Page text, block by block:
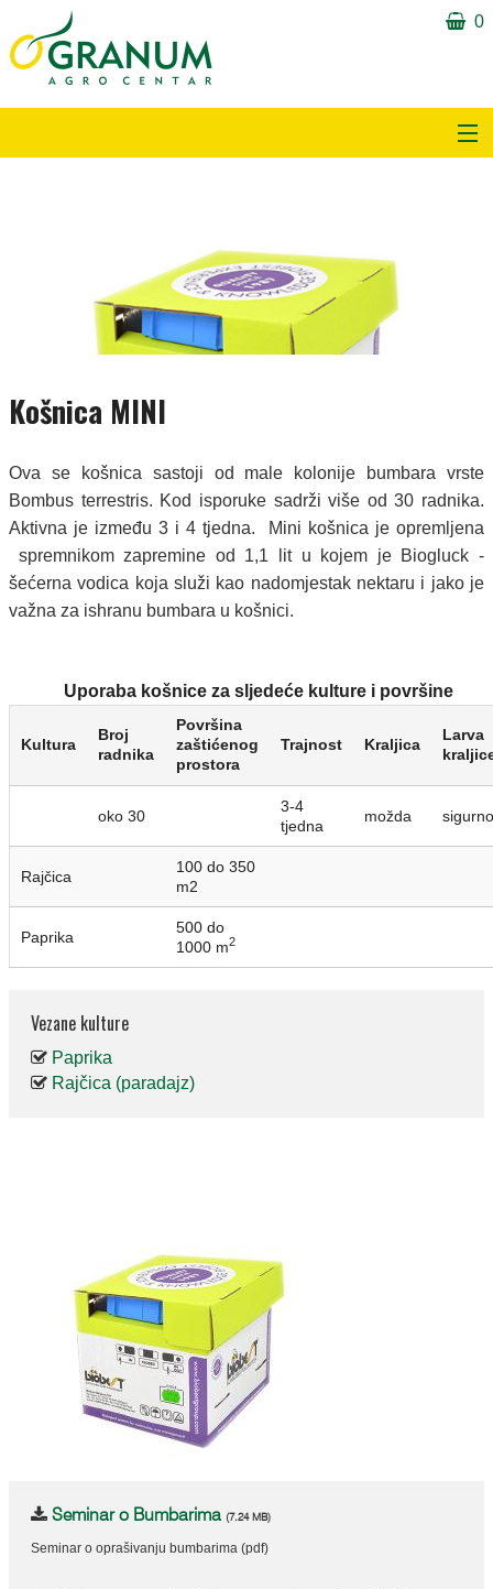
0
Košnica MINI
Ova se košnica sastoji od male kolonije bumbara vrste
Bombus terrestris. Kod isporuke sadrži više od 30 radnika.
Aktivna je između 3 i 4 tjedna. Mini košnica je opremljena
spremnikom zapremine od 1,1 lit u kojem je Biogluck -
šećerna vodica koja služi kao nadomjestak nektaru i jako je
važna za ishranu bumbara u košnici.
Uporaba košnice za sljedeće kulture i površine
Kultura
Broj
radnika
Površina
zaštićenog
prostora
Trajnost Kraljica
Larva
oko 30
3-4
tjedna
možda sigurno
Rajčica
100 do 350
m2
Paprika
500 do
1000 m2
Vezane kulture
Paprika
Rajčica (paradajz)
Seminar o Bumbarima (7.24 MB)
Seminar o oprašivanju bumbarima (pdf)